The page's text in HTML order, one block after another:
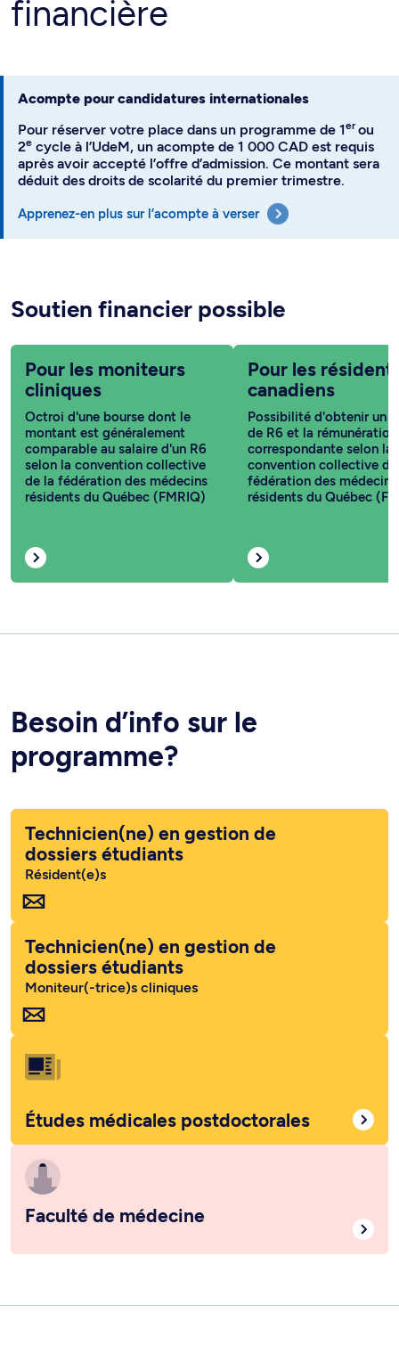
financière
Acompte pour candidatures internationales
Pour réserver votre place dans un programme de 1erou
2e cycle à l’UdeM, un acompte de 1 000 CAD est requis
après avoir accepté l’offre d’admission. Ce montant sera
déduit des droits de scolarité du premier trimestre.
Apprenez-en plus sur l’acompte à verser
Soutien financier possible
Pour les moniteurs
cliniques
Octroi d'une bourse dont le
montant est généralement
comparable au salaire d'un R6
selon la convention collective
de la fédération des médecins
résidents du Québec (FMRIQ)
Pour les
canadiens
Possibilité d'obtenir un
de R6 et la rémunération
correspondante selon la
convention collective
fédération des médecins
résidents du Québec
Besoin d’info sur le
programme?
Technicien(ne) en gestion de
dossiers étudiants
Résident(e)s
Technicien(ne) en gestion de
dossiers étudiants
Moniteur(-trice)s cliniques
Études médicales postdoctorales
Faculté de médecine